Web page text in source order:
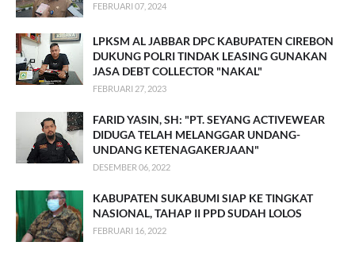
FEBRUARI 07, 2024
LPKSM AL JABBAR DPC KABUPATEN CIREBON
DUKUNG POLRI TINDAK LEASING GUNAKAN
JASA DEBT COLLECTOR "NAKAL"
FEBRUARI 27, 2023
FARID YASIN, SH: "PT. SEYANG ACTIVEWEAR
DIDUGA TELAH MELANGGAR UNDANG-
UNDANG KETENAGAKERJAAN"
DESEMBER 06, 2022
KABUPATEN SUKABUMI SIAP KE TINGKAT
NASIONAL, TAHAP II PPD SUDAH LOLOS
FEBRUARI 16, 2022